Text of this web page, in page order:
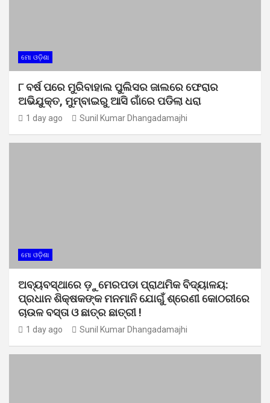
ମୋ ଓଡ଼ିଶା
୮ ବର୍ଷ ପରେ ମୁରିବାହାଲ ପୁଲିସର ଜାଲରେ ଫେରାର
ଅଭିଯୁକ୍ତ, ମୁମ୍ବାଇରୁ ଆସି ଗାଁରେ ପଡିଲା ଧରା
1 day ago Sunil Kumar Dhangadamajhi
ମୋ ଓଡ଼ିଶା
ଅବ୍ୟବସ୍ଥାରେ ଡ଼ୁମେରପଡା ପ୍ରାଥମିକ ବିଦ୍ୟାଳୟ:
ପ୍ରଧାନ ଶିକ୍ଷକଙ୍କ ମନମାନି ଯୋଗୁଁ ଶ୍ରେଣୀ କୋଠରୀରେ
ଚାଉଳ ବସ୍ତା ଓ ଛାତ୍ର ଛାତ୍ରୀ !
1 day ago Sunil Kumar Dhangadamajhi